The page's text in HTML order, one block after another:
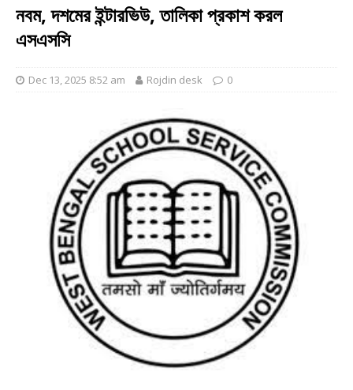
নবম, দশমের ইন্টারভিউ, তালিকা প্রকাশ করল
এসএসসি
Dec 13, 2025 8:52 am Rojdin desk 0